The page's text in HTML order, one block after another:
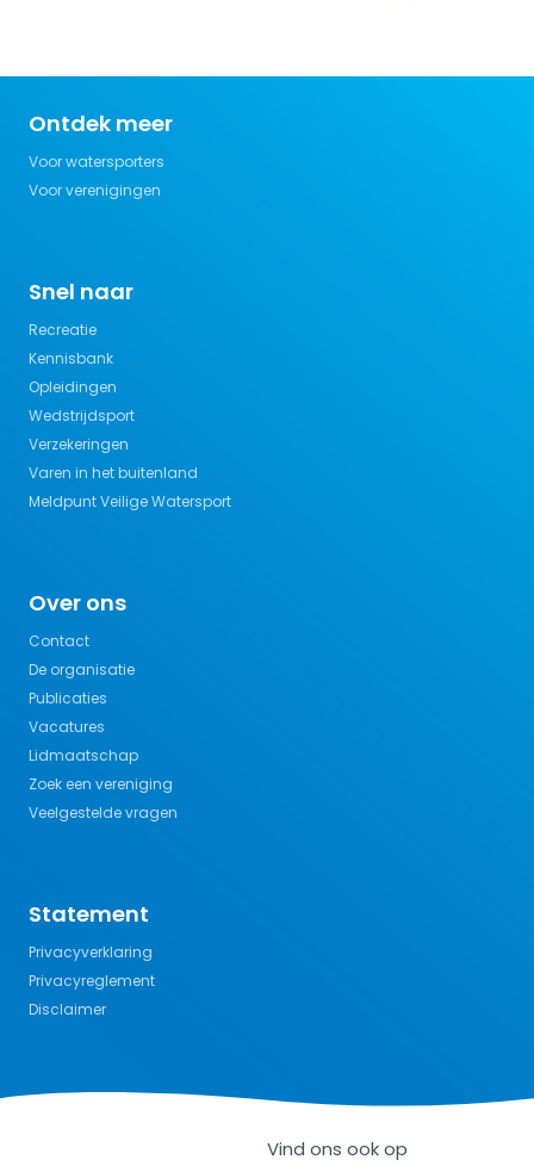
Ontdek meer
Voor watersporters
Voor verenigingen
Snel naar
Recreatie
Kennisbank
Opleidingen
Wedstrijdsport
Verzekeringen
Varen in het buitenland
Meldpunt Veilige Watersport
Over ons
Contact
De organisatie
Publicaties
Vacatures
Lidmaatschap
Zoek een vereniging
Veelgestelde vragen
Statement
Privacyverklaring
Privacyreglement
Disclaimer
Vind ons ook op